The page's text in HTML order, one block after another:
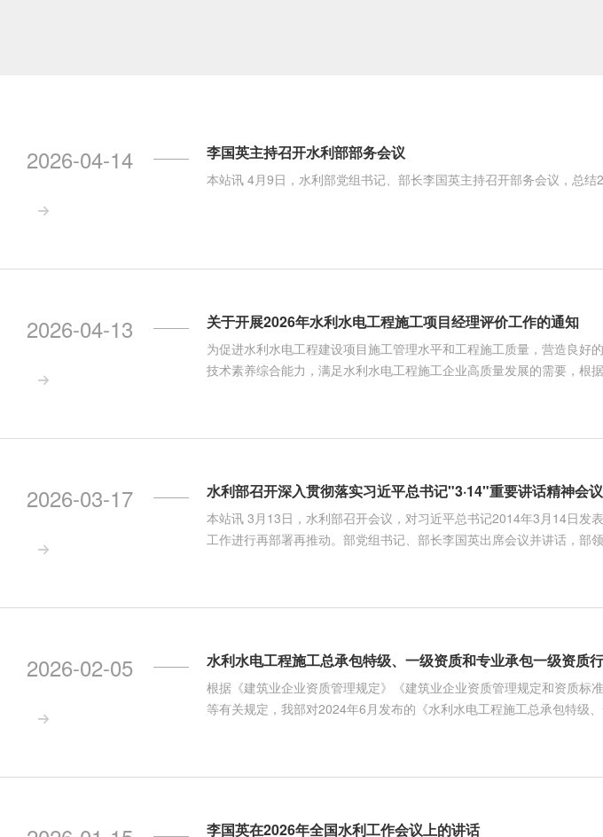
2026-04-14

李国英主持召开水利部部务会议
本站讯 4月9日，水利部党组书记、部长李国英主持召开部务会议，总
2026-04-13

关于开展2026年水利水电工程施工项目经理评价工作的通知
为促进水利水电工程建设项目施工管理水平和工程施工质量，营造良
技术素养综合能力，满足水利水电工程施工企业高质量发展的需要，
2026-03-17

水利部召开深入贯彻落实习近平总书记"3·14"重要讲话精神会议
本站讯 3月13日，水利部召开会议，对习近平总书记2014年3月14日发
工作进行再部署再推动。部党组书记、部长李国英出席会议并讲话，部
2026-02-05

水利水电工程施工总承包特级、一级资质和专业承包一级资质
根据《建筑业企业资质管理规定》《建筑业企业资质管理规定和资质标
等有关规定，我部对2024年6月发布的《水利水电工程施工总承包特级
李国英在2026年全国水利工作会议上的讲话